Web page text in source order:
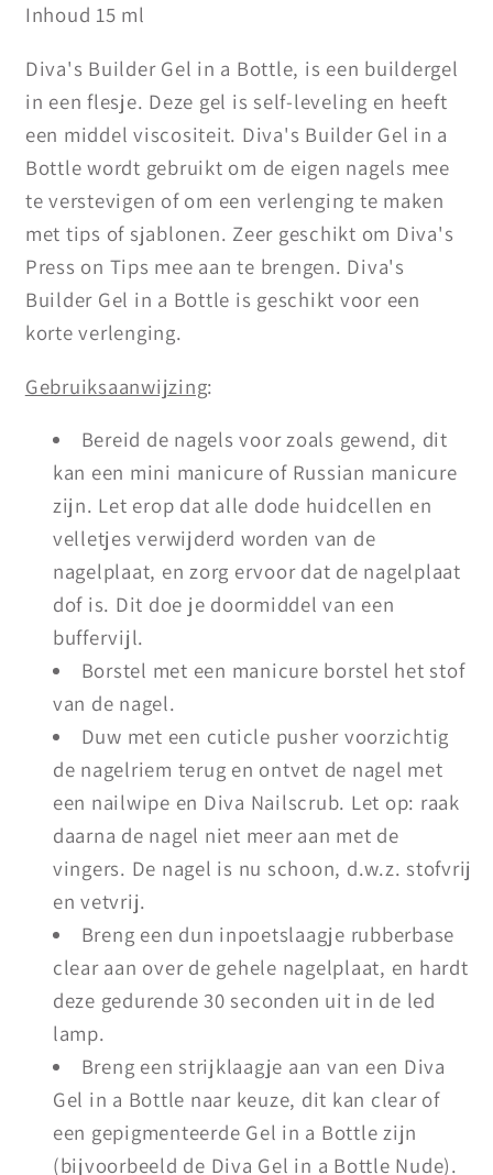
Inhoud 15 ml
Diva's Builder Gel in a Bottle, is een buildergel
in een flesje. Deze gel is self-leveling en heeft
een middel viscositeit. Diva's Builder Gel in a
Bottle wordt gebruikt om de eigen nagels mee
te verstevigen of om een verlenging te maken
met tips of sjablonen. Zeer geschikt om Diva's
Press on Tips mee aan te brengen. Diva's
Builder Gel in a Bottle is geschikt voor een
korte verlenging.
Gebruiksaanwijzing:
Bereid de nagels voor zoals gewend, dit
kan een mini manicure of Russian manicure
zijn. Let erop dat alle dode huidcellen en
velletjes verwijderd worden van de
nagelplaat, en zorg ervoor dat de nagelplaat
dof is. Dit doe je doormiddel van een
buffervijl.
Borstel met een manicure borstel het stof
van de nagel.
Duw met een cuticle pusher voorzichtig
de nagelriem terug en ontvet de nagel met
een nailwipe en Diva Nailscrub. Let op: raak
daarna de nagel niet meer aan met de
vingers. De nagel is nu schoon, d.w.z. stofvrij
en vetvrij.
Breng een dun inpoetslaagje rubberbase
clear aan over de gehele nagelplaat, en hardt
deze gedurende 30 seconden uit in de led
lamp.
Breng een strijklaagje aan van een Diva
Gel in a Bottle naar keuze, dit kan clear of
een gepigmenteerde Gel in a Bottle zijn
(bijvoorbeeld de Diva Gel in a Bottle Nude).